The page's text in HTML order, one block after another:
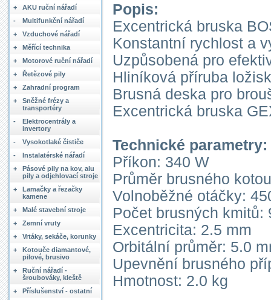
Popis:
Excentrická bruska
Konstantní rychlost a
Uzpůsobená pro
Hliníková příruba
Brusná deska pro
Excentrická bruska
Technické parametry:
Příkon: 340 W
Průměr brusného
Volnoběžné otáčky:
Počet brusných kmitů:
Excentricita: 2.5 mm
Orbitální průměr: 5.0
Upevnění brusného
Hmotnost: 2.0 kg
+
AKU ruční nářadí
-
Multifunkční nářadí
+
Vzduchové nářadí
+
Měřící technika
+
Motorové ruční nářadí
+
Řetězové pily
+
Zahradní program
+
Sněžné frézy a
transportéry
-
Elektrocentrály a
invertory
-
Vysokotlaké čističe
-
Instalatérské nářadí
+
Pásové pily na kov, alu
pily a odjehlovací stroje
+
Lamačky a řezačky
kamene
+
Malé stavební stroje
+
Zemní vruty
+
Vrtáky, sekáče, korunky
+
Kotouče diamantové,
pilové, brusivo
+
Ruční nářadí -
šroubováky, kleště
+
Příslušenství - ostatní